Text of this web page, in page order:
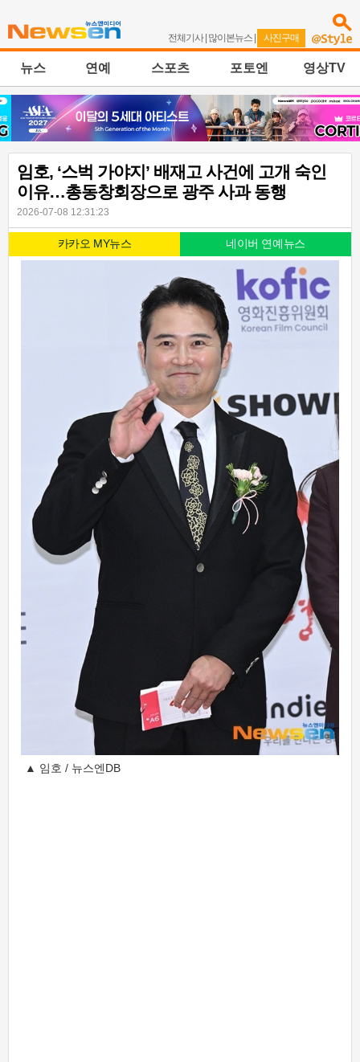
전체기사| 많이본뉴스 | 사진구매
뉴스 연예 스포츠 포토엔 영상TV
임호, ‘스벅 가야지’ 배재고 사건에 고개 숙인
이유…총동창회장으로 광주 사과 동행
2026-07-08 12:31:23
카카오 MY뉴스 네이버 연예뉴스
▲ 임호 / 뉴스엔DB